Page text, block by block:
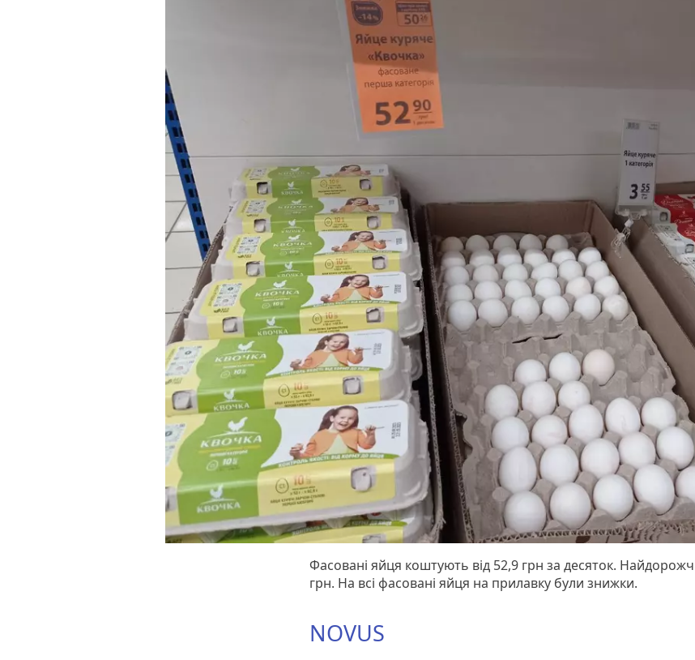
Фасовані яйця коштують від 52,9 грн за десяток.
грн. На всі фасовані яйця на прилавку були знижки.
NOVUS